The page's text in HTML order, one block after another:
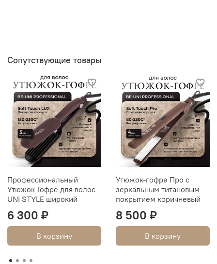
Сопутствующие товары
Профессиональный
Утюжок-Гофре для волос
UNI STYLE широкий
6 300 ₽
В корзину
Утюжок-гофре Про с
зеркальным титановым
покрытием коричневый
8 500 ₽
В корзину